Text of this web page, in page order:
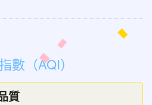
數（AQI）
質